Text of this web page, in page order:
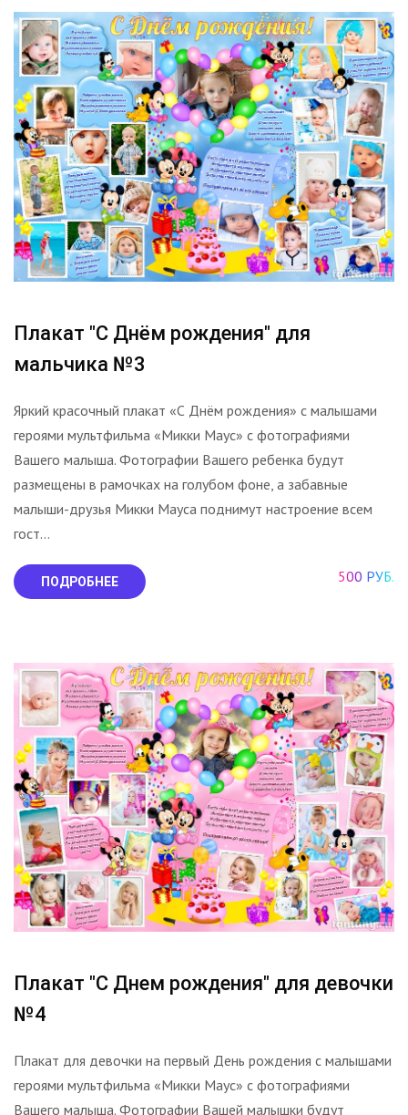
Плакат "С Днём рождения" для
мальчика №3
Яркий красочный плакат «С Днём рождения» с малышами
героями мультфильма «Микки Маус» с фотографиями
Вашего малыша. Фотографии Вашего ребенка будут
размещены в рамочках на голубом фоне, а забавные
малыши-друзья Микки Мауса поднимут настроение всем
гост...
ПОДРОБНЕЕ 500 РУБ.
Плакат "С Днем рождения" для девочки
№4
Плакат для девочки на первый День рождения с малышами
героями мультфильма «Микки Маус» с фотографиями
Вашего малыша. Фотографии Вашей малышки будут